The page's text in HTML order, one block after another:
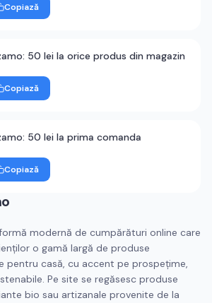
Copiază
50 lei la orice produs din magazin
Copiază
50 lei la prima comanda
Copiază
modernă de cumpărături online care
o gamă largă de produse
pentru casă, cu accent pe prospețime,
Pe site se regăsesc produse
bio sau artizanale provenite de la